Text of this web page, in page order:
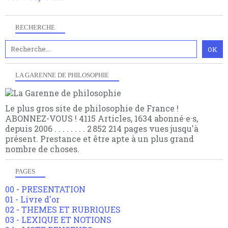
RECHERCHE
LA GARENNE DE PHILOSOPHIE
Le plus gros site de philosophie de France !
ABONNEZ-VOUS ! 4115 Articles, 1634 abonné·e·s,
depuis 2006 . . . . . . . . 2 852 214 pages vues jusqu'à
présent. Prestance et être apte à un plus grand
nombre de choses.
PAGES
00 - PRESENTATION
01 - Livre d'or
02 - THEMES ET RUBRIQUES
03 - LEXIQUE ET NOTIONS